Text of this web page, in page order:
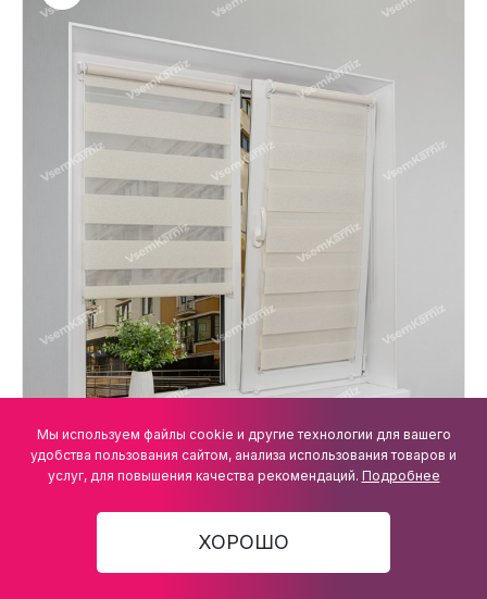
Рулонная штора День-ночь Lm Decor Сити
Мы используем файлы cookie и другие технологии для вашего
удобства пользования сайтом, анализа использования товаров и
услуг, для повышения качества рекомендаций. Подробнее
ХОРОШО